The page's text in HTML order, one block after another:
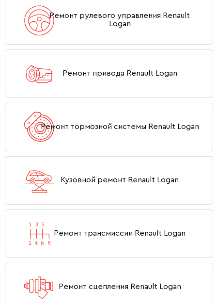
Ремонт рулевого управления Renault
Logan
Ремонт привода Renault Logan
Ремонт тормозной системы Renault Logan
Кузовной ремонт Renault Logan
Ремонт трансмиссии Renault Logan
Ремонт сцепления Renault Logan